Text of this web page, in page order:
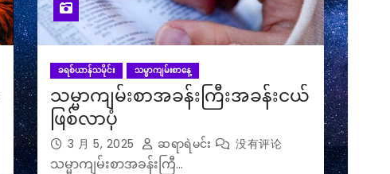
ခရစ်ယာန်သမိုင်း သမ္မာကျမ်းစာနေ့
သမ္မာကျမ်းစာအခန်းကြီးအခန်းငယ်
ဖြစ်လာပုံ
3 月 5, 2025 ဆရာရဲမင်း 没有评论
သမ္မာကျမ်းစာအခန်းကြီ…